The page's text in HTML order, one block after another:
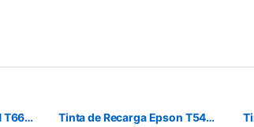
Tinta de Recarga EPSON T664-320 Magenta Original Tinta de Recarga Epson T544-220 Negro Original